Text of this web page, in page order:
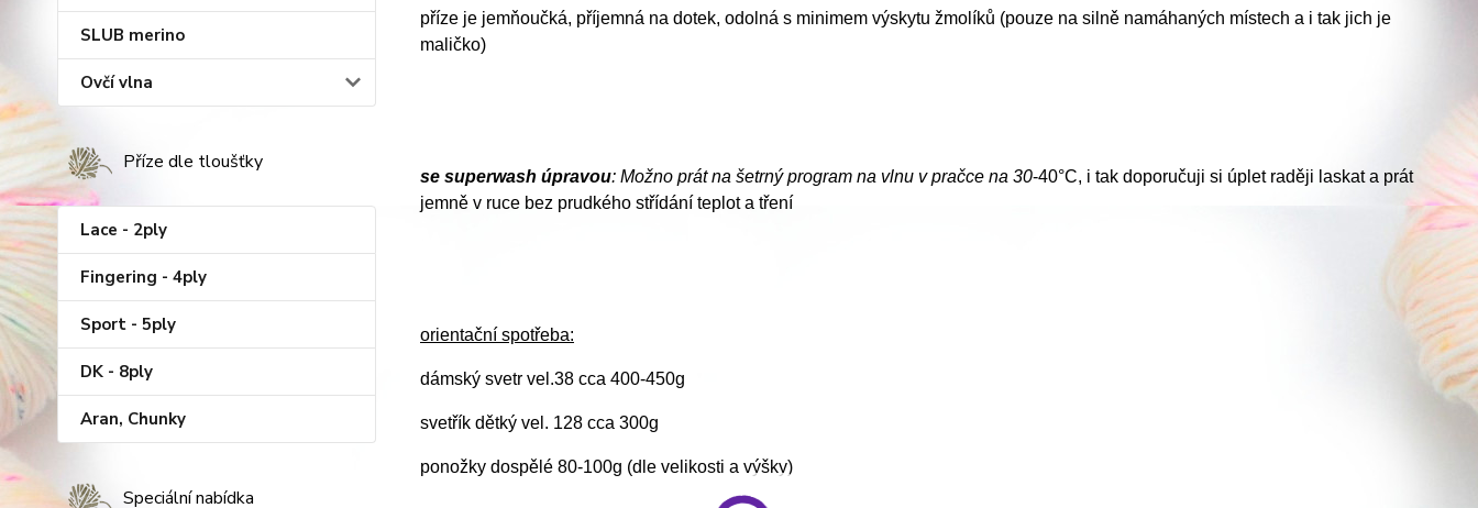
SLUB merino
Ovčí vlna
Příze dle tloušťky
Lace - 2ply
Fingering - 4ply
Sport - 5ply
DK - 8ply
Aran, Chunky
Speciální nabídka
příze je jemňoučká, příjemná na dotek, odolná s minimem výskytu žmolíků (pouze na silně namáhaných místech a i tak jich je
maličko)
se superwash úpravou: Možno prát na šetrný program na vlnu v pračce na 30-40°C, i tak doporučuji si úplet raději laskat a prát
jemně v ruce bez prudkého střídání teplot a tření
orientační spotřeba:
dámský svetr vel.38 cca 400-450g
svetřík dětký vel. 128 cca 300g
ponožky dospělé 80-100g (dle velikosti a výšky)